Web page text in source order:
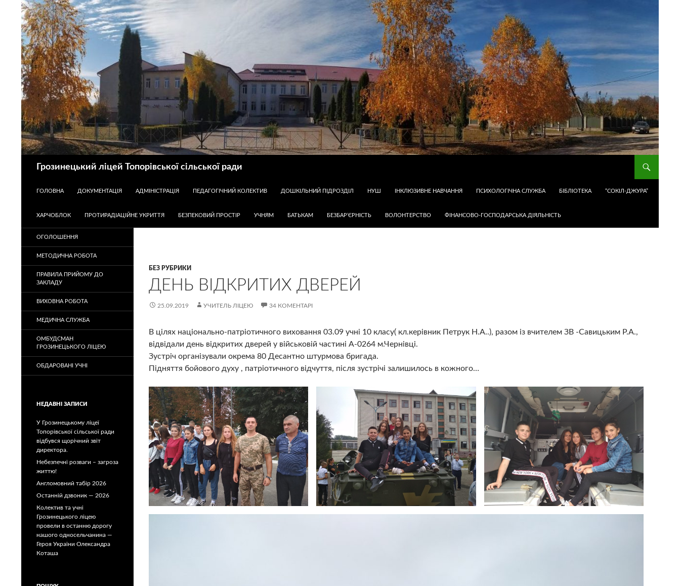
Грозинецький ліцей Топорівської сільської ради
ГОЛОВНА
ДОКУМЕНТАЦІЯ АДМІНІСТРАЦІЯ ПЕДАГОГІЧНИЙ КОЛЕКТИВ ДОШКІЛЬНИЙ ПІДРОЗДІЛ НУШ ІНКЛЮЗИВНЕ НАВЧАННЯ ПСИХОЛОГІЧНА СЛУЖБА БІБЛІОТЕКА “СОКІЛ-ДЖУРА”
ХАРЧОБЛОК ПРОТИРАДІАЦІЙНЕ УКРИТТЯ БЕЗПЕКОВИЙ ПРОСТІР УЧНЯМ БАТЬКАМ БЕЗБАР’ЄРНІСТЬ ВОЛОНТЕРСТВО ФІНАНСОВО-ГОСПОДАРСЬКА ДІЯЛЬНІСТЬ
БЕЗ РУБРИКИ
ДЕНЬ ВІДКРИТИХ ДВЕРЕЙ
25.09.2019 УЧИТЕЛЬ ЛІЦЕЮ 34 КОМЕНТАРІ
В цілях національно-патріотичного виховання 03.09 учні 10 класу( кл.керівник Петрук Н.А..), разом із вчителем ЗВ -Савицьким Р.А.,
відвідали день відкритих дверей у військовій частині А-0264 м.Чернівці.
Зустріч організували окрема 80 Десантно штурмова бригада.
Підняття бойового духу , патріотичного відчуття, після зустрічі залишилось в кожного…
ОГОЛОШЕННЯ
МЕТОДИЧНА РОБОТА
ПРАВИЛА ПРИЙОМУ ДО
ЗАКЛАДУ
ВИХОВНА РОБОТА
МЕДИЧНА СЛУЖБА
ОМБУДСМАН
ГРОЗИНЕЦЬКОГО ЛІЦЕЮ
ОБДАРОВАНІ УЧНІ
НЕДАВНІ ЗАПИСИ
У Грозинецькому ліцеї
Топорівської сільської ради
відбувся щорічний звіт
директора.
Небезпечні розваги – загроза
життю!
Англомовний табір 2026
Останній дзвоник — 2026
Колектив та учні
Грозинецького ліцею
провели в останню дорогу
нашого односельчанина —
Героя України Олександра
Коташа